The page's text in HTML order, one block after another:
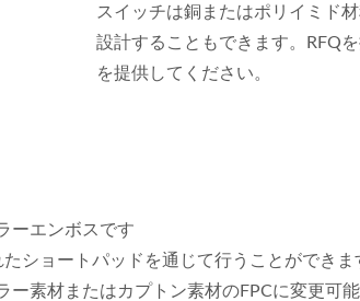
スイッチは銅またはポリイミド
設計することもできます。RFQ
を提供してください。
ーエンボスです
ショートパッドを通じて行うことができま
素材またはカプトン素材のFPCに変更可能